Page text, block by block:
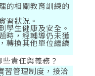
的相關教育訓練的
習狀況。
學生健康及安全。
時，經輔導仍未獲
轉換其他單位繼續
責任與義務？
習管理制度，接洽